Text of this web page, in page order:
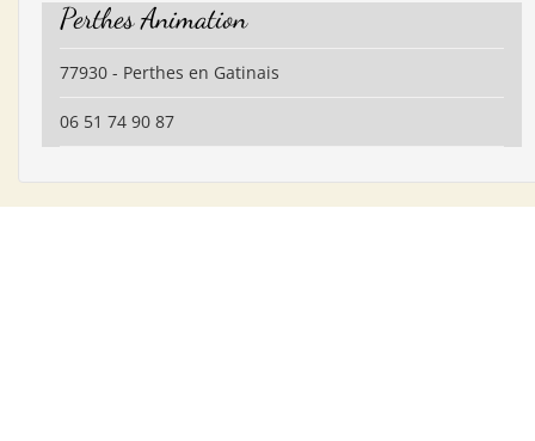
Perthes Animation
77930 - Perthes en Gatinais
06 51 74 90 87